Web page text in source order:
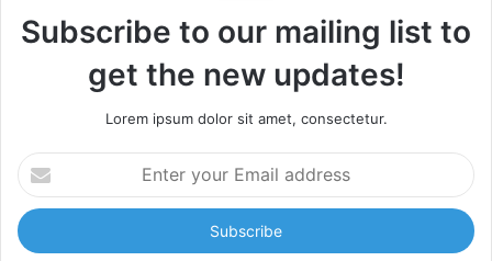
Subscribe to our mailing list to
get the new updates!
Lorem ipsum dolor sit amet, consectetur.
Enter
your
Email
address